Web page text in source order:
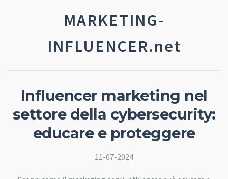
MARKETING-
INFLUENCER.net
Influencer marketing nel
settore della cybersecurity:
educare e proteggere
11-07-2024